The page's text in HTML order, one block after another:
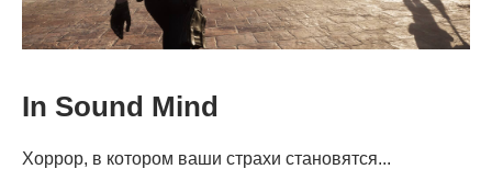
In Sound Mind
Хоррор, в котором ваши страхи становятся...